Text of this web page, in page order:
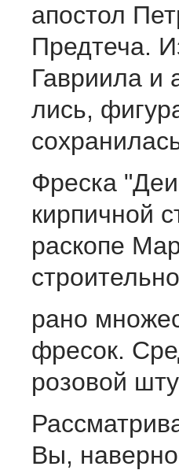
апостол
Предтеча.
Гавриила и
лись,
Фреска
кирпичной
раскопе
рано
фресок.
розовой
Вы,